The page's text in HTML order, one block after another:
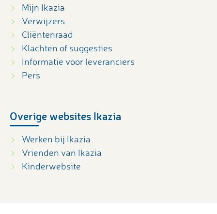
Mijn Ikazia
Verwijzers
Cliëntenraad
Klachten of suggesties
Informatie voor leveranciers
Pers
Overige websites Ikazia
Werken bij Ikazia
Vrienden van Ikazia
Kinderwebsite